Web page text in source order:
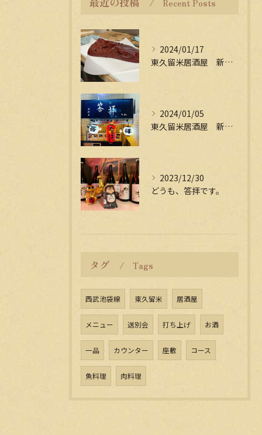
Recent Posts
2024/01/17
東久留米居酒屋 新年会受付中
2024/01/05
東久留米居酒屋 新年会受付中
2023/12/30
どうも、答拝です。
タグ Tags
西武池袋線 東久留米 居酒屋
メニュー 送別会 打ち上げ お酒
一品 カウンター 座敷 コース
魚料理 肉料理